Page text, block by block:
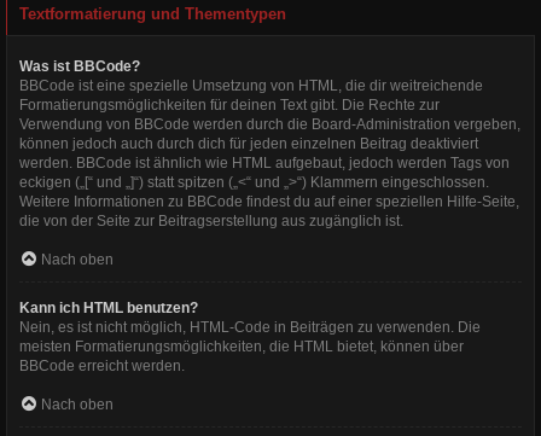
Textformatierung und Thementypen
Was ist BBCode?
BBCode ist eine spezielle Umsetzung von HTML, die dir weitreichende
Formatierungsmöglichkeiten für deinen Text gibt. Die Rechte zur
Verwendung von BBCode werden durch die Board-Administration vergeben,
können jedoch auch durch dich für jeden einzelnen Beitrag deaktiviert
werden. BBCode ist ähnlich wie HTML aufgebaut, jedoch werden Tags von
eckigen („[“ und „]“) statt spitzen („<“ und „>“) Klammern eingeschlossen.
Weitere Informationen zu BBCode findest du auf einer speziellen Hilfe-Seite,
die von der Seite zur Beitragserstellung aus zugänglich ist.
Nach oben
Kann ich HTML benutzen?
Nein, es ist nicht möglich, HTML-Code in Beiträgen zu verwenden. Die
meisten Formatierungsmöglichkeiten, die HTML bietet, können über
BBCode erreicht werden.
Nach oben